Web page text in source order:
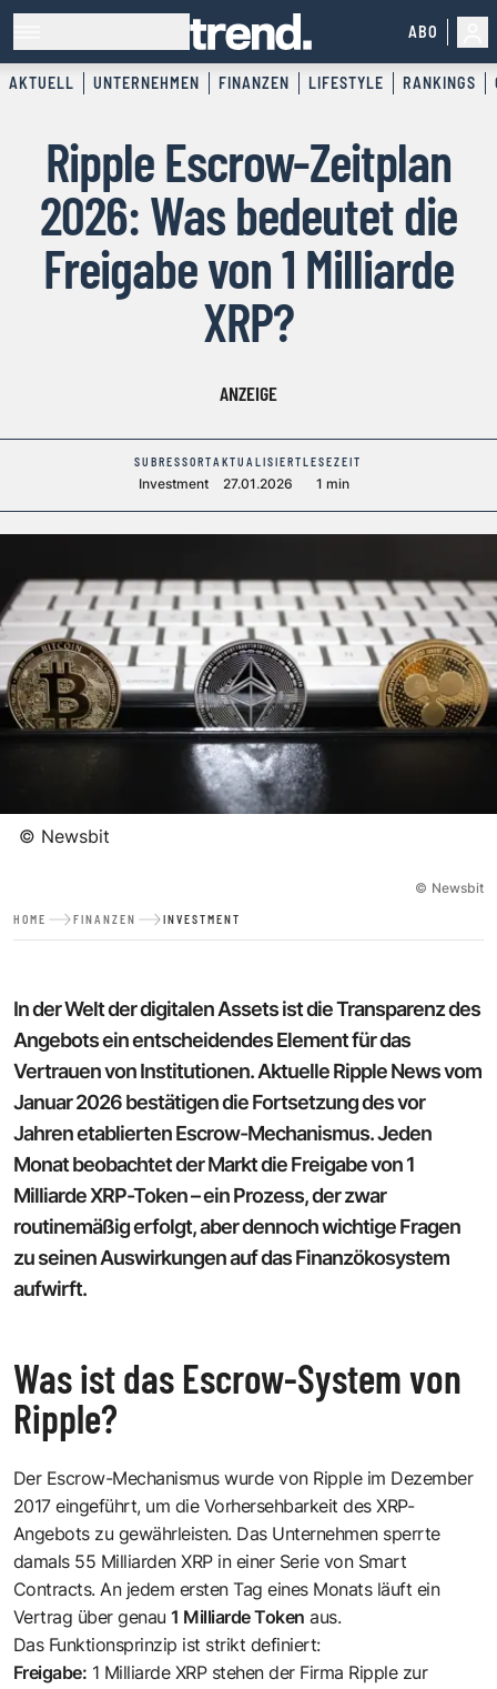
ABO
AKTUELL UNTERNEHMEN FINANZEN LIFESTYLE RANKINGS
Ripple Escrow-Zeitplan
2026: Was bedeutet die
Freigabe von 1 Milliarde
XRP?
ANZEIGE
SUBRESSORT
Investment
AKTUALISIERT
27.01.2026
LESEZEIT
1 min
© Newsbit
© Newsbit
HOME FINANZEN INVESTMENT
In der Welt der digitalen Assets ist die Transparenz des
Angebots ein entscheidendes Element für das
Vertrauen von Institutionen. Aktuelle Ripple News vom
Januar 2026 bestätigen die Fortsetzung des vor
Jahren etablierten Escrow-Mechanismus. Jeden
Monat beobachtet der Markt die Freigabe von 1
Milliarde XRP-Token – ein Prozess, der zwar
routinemäßig erfolgt, aber dennoch wichtige Fragen
zu seinen Auswirkungen auf das Finanzökosystem
aufwirft.
Was ist das Escrow-System von
Ripple?
Der Escrow-Mechanismus wurde von Ripple im Dezember
2017 eingeführt, um die Vorhersehbarkeit des XRP-
Angebots zu gewährleisten. Das Unternehmen sperrte
damals 55 Milliarden XRP in einer Serie von Smart
Contracts. An jedem ersten Tag eines Monats läuft ein
Vertrag über genau1 Milliarde Token aus.
Das Funktionsprinzip ist strikt definiert:
Freigabe: 1 Milliarde XRP stehen der Firma Ripple zur